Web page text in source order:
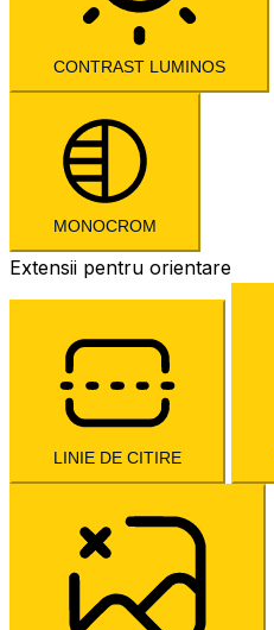
CONTRAST LUMINOS
MONOCROM
Extensii pentru orientare
LINIE DE CITIRE